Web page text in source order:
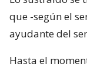
que -según el
ayudante del
Hasta el